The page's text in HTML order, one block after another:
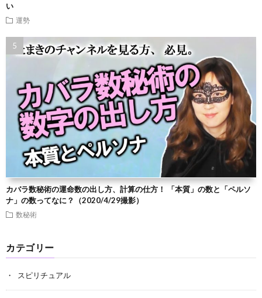
い
運勢
カバラ数秘術の運命数の出し方、計算の仕方！ 「本質」の数と「ペルソ
ナ」の数ってなに？（2020/4/29撮影）
数秘術
カテゴリー
スピリチュアル